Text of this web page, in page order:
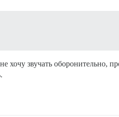
звучать оборонительно,